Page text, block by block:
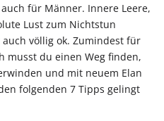
für Männer. Innere Leere,
Lust zum Nichtstun
völlig ok. Zumindest für
musst du einen Weg finden,
und mit neuem Elan
folgenden 7 Tipps gelingt